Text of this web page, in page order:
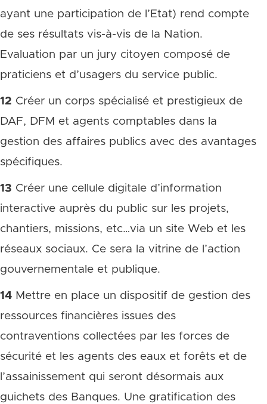
ayant une participation de l’Etat) rend compte
de ses résultats vis-à-vis de la Nation.
Evaluation par un jury citoyen composé de
praticiens et d’usagers du service public.
12 Créer un corps spécialisé et prestigieux de
DAF, DFM et agents comptables dans la
gestion des affaires publics avec des avantages
spécifiques.
13 Créer une cellule digitale d’information
interactive auprès du public sur les projets,
chantiers, missions, etc…via un site Web et les
réseaux sociaux. Ce sera la vitrine de l’action
gouvernementale et publique.
14 Mettre en place un dispositif de gestion des
ressources financières issues des
contraventions collectées par les forces de
sécurité et les agents des eaux et forêts et de
l’assainissement qui seront désormais aux
guichets des Banques. Une gratification des